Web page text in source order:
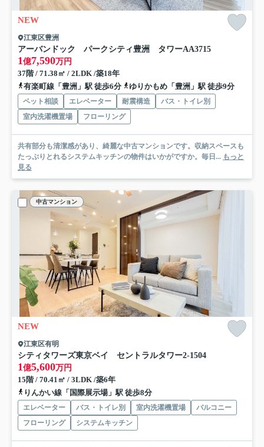
NEW
江東区豊洲
アーバンドック パークシティ豊洲 タワーAA3715
1億7,590万円
37階 / 71.38㎡ / 2LDK /築18年
有楽町線「豊洲」駅 徒歩6分
ゆりかもめ「豊洲」駅 徒歩9分
ペット相談 エレベーター 耐震構造
バス・トイレ別
室内洗濯機置場
フローリング
共有部分も清潔感があり、綺麗な中古マンションです。収納スペースも
たっぷりとれるシステムキッチンの物件はいかがですか。毎日... もっと
見る
中古マンション
NEW
江東区有明
シティタワーズ東京ベイ セントラルタワー2-1504
1億5,600万円
15階 / 70.41㎡ / 3LDK /築6年
りんかい線「国際展示場」駅 徒歩8分
エレベーター バス・トイレ別 室内洗濯機置場
バルコニー
フローリング
システムキッチン